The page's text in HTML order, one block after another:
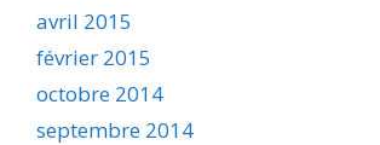
avril 2015
février 2015
octobre 2014
septembre 2014